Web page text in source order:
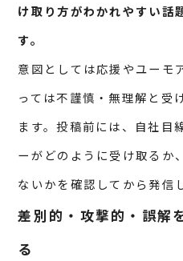
け取り方がわかれやすい話
す。
意図としては応援やユーモ
っては不謹慎・無理解と受
ます。投稿前には、自社目
ーがどのように受け取るか
ないかを確認してから発信
差別的・攻撃的・誤解
る